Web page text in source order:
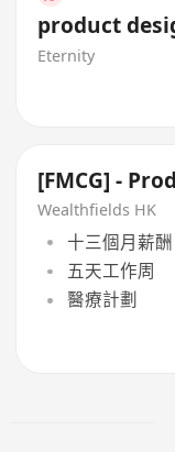
product
Eternity
[FMCG] -
Wealthfields HK
十三個月薪酬
五天工作周
醫療計劃